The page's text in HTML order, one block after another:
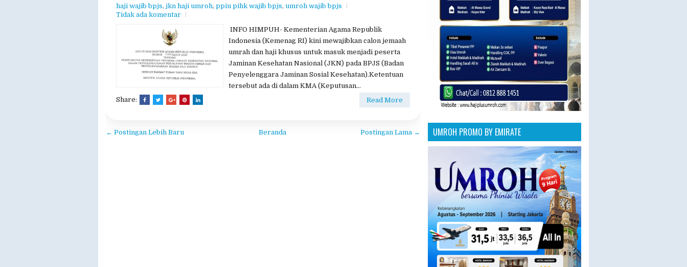
haji wajib bpjs, jkn haji umroh, ppiu pihk wajib bpjs, umroh wajib bpjs
Tidak ada komentar
INFO HIMPUH- Kementerian Agama Republik
Indonesia (Kemenag RI) kini mewajibkan calon jemaah
umrah dan haji khusus untuk masuk menjadi peserta
Jaminan Kesehatan Nasional (JKN) pada BPJS (Badan
Penyelenggara Jaminan Sosial Kesehatan).Ketentuan
tersebut ada di dalam KMA (Keputusan...
Share:
Read More
← Postingan Lebih Baru Postingan Lama →
Beranda UMROH PROMO BY EMIRATE